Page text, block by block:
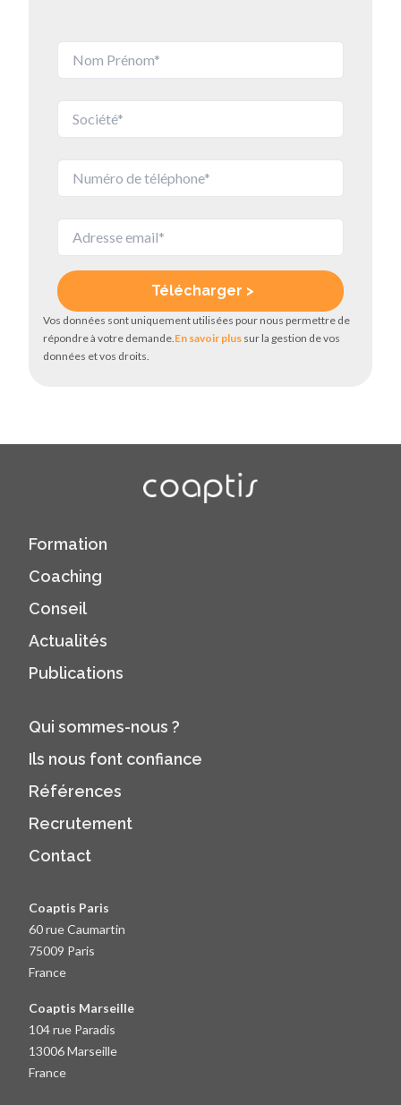
Vos données sont uniquement utilisées pour nous permettre de
répondre à votre demande.En savoir plus sur la gestion de vos
données et vos droits.
Formation
Coaching
Conseil
Actualités
Publications
Qui sommes-nous ?
Ils nous font confiance
Références
Recrutement
Contact
Coaptis Paris
60 rue Caumartin
75009 Paris
France
Coaptis Marseille
104 rue Paradis
13006 Marseille
France